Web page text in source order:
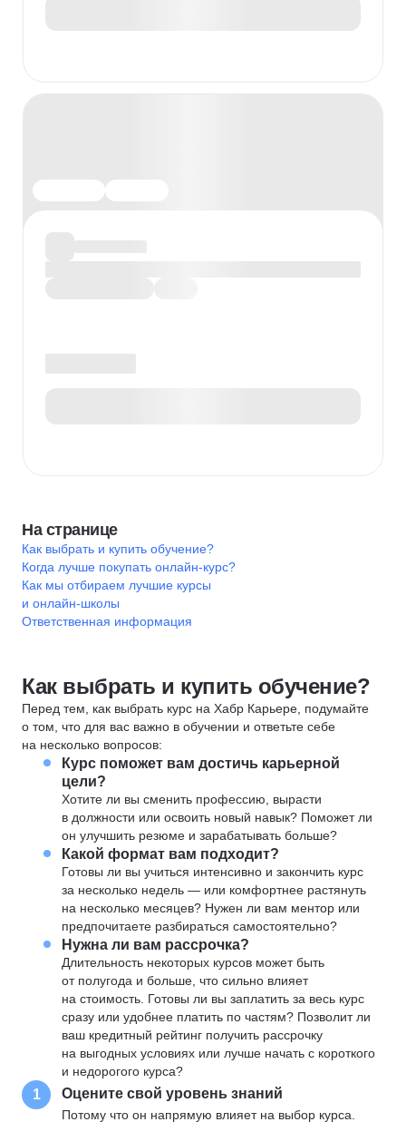
На странице
Как выбрать и купить обучение?
Когда лучше покупать онлайн-курс?
Как мы отбираем лучшие курсы
и онлайн-школы
Ответственная информация
Как выбрать и купить обучение?
Перед тем, как выбрать курс на Хабр Карьере, подумайте
о том, что для вас важно в обучении и ответьте себе
на несколько вопросов:
Курс поможет вам достичь карьерной
цели?
Хотите ли вы сменить профессию, вырасти
в должности или освоить новый навык? Поможет ли
он улучшить резюме и зарабатывать больше?
Какой формат вам подходит?
Готовы ли вы учиться интенсивно и закончить курс
за несколько недель — или комфортнее растянуть
на несколько месяцев? Нужен ли вам ментор или
предпочитаете разбираться самостоятельно?
Нужна ли вам рассрочка?
Длительность некоторых курсов может быть
от полугода и больше, что сильно влияет
на стоимость. Готовы ли вы заплатить за весь курс
сразу или удобнее платить по частям? Позволит ли
ваш кредитный рейтинг получить рассрочку
на выгодных условиях или лучше начать с короткого
и недорогого курса?
1 Оцените свой уровень знаний
Потому что он напрямую влияет на выбор курса.